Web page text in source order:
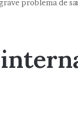
problema de